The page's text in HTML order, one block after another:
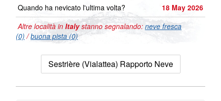
Quando ha nevicato l'ultima volta?
18 May 2026
Altre località in Italystanno segnalando: neve fresca
(0) /buona pista (0)
Sestrière (Vialattea) Rapporto Neve